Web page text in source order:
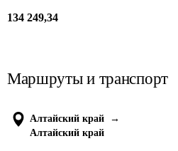
134 249,34
Маршруты и транспорт
Алтайский край
→
Алтайский край